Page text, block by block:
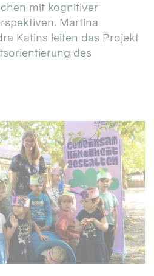
mit kognitiver
Martina
Katins leiten das Projekt
des